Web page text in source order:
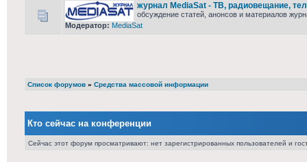
журнал MediaSat - ТВ, радиовещание,
обсуждение статей, анонсов и материалов
Модератор: MediaSat
Список форумов » Средства массовой информации
Кто сейчас на конференции
Сейчас этот форум просматривают: нет зарегистрированных пользователей и